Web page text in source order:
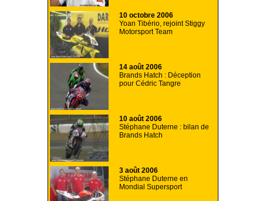
10 octobre 2006
Yoan Tibério, rejoint Stiggy
Motorsport Team
14 août 2006
Brands Hatch : Déception
pour Cédric Tangre
10 août 2006
Stéphane Duterne : bilan de
Brands Hatch
3 août 2006
Stéphane Duterne en
Mondial Supersport